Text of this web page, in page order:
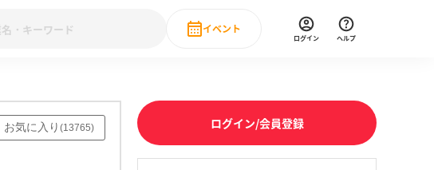
28卒 IT・DX現場社員インタビュー
イベント
直近のイベント一覧
ログイン ヘルプ
お気に入り (13765)
ログイン/会員登録